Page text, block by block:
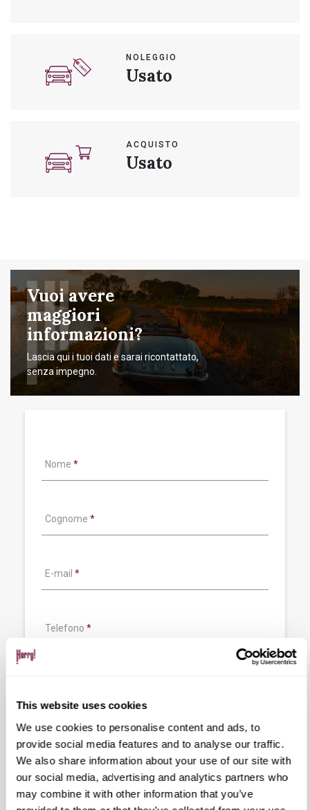
This website uses cookies
We use cookies to personalise content and ads, to
provide social media features and to analyse our traffic.
We also share information about your use of our site with
our social media, advertising and analytics partners who
may combine it with other information that you’ve
NOLEGGIO
Usato
ACQUISTO
Usato
Vuoi avere
maggiori
informazioni?
Lascia qui i tuoi dati e sarai ricontattato,
senza impegno.
Nome *
Cognome *
E-mail *
Telefono *
Tipologia Cliente:
Persona fisica Società
Tipologia prodotto*